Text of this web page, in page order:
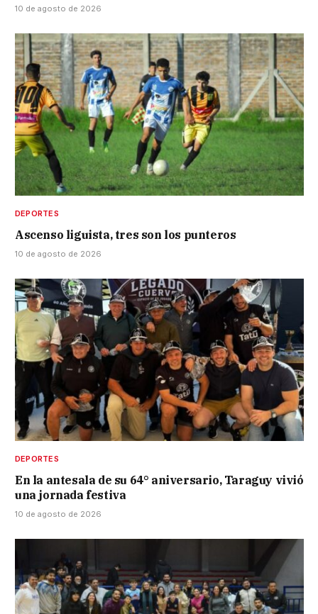
10 de agosto de 2026
DEPORTES
Ascenso liguista, tres son los punteros
10 de agosto de 2026
DEPORTES
En la antesala de su 64° aniversario, Taraguy vivió
una jornada festiva
10 de agosto de 2026